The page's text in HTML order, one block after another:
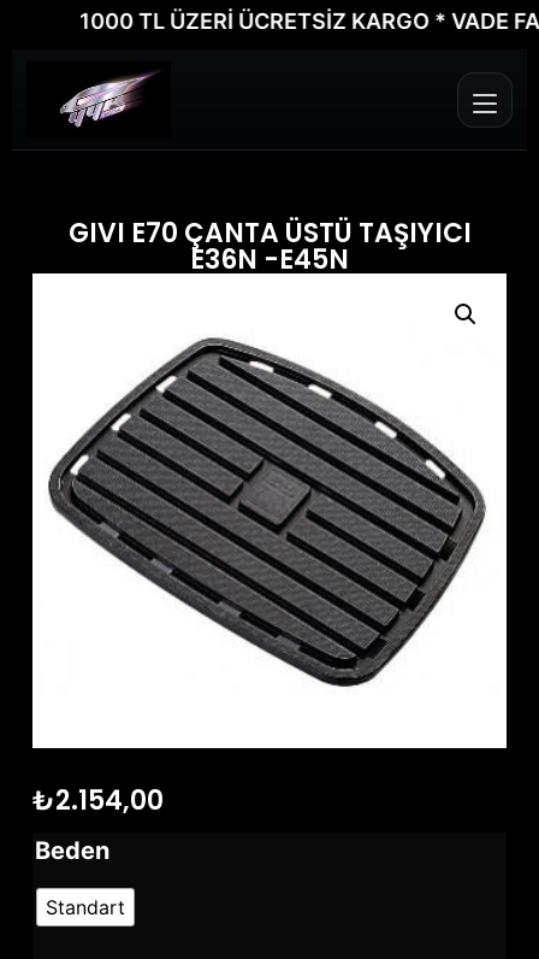
1000 TL ÜZERİ ÜCRETSİZ KARGO * VADE
GIVI E70 ÇANTA ÜSTÜ TAŞIYICI
E36N -E45N
₺2.154,00
Beden
Standart